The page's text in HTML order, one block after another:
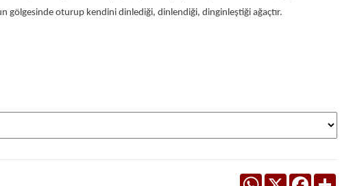
gölgesinde oturup kendini dinlediği, dinlendiği, dinginleştiği ağaçtır.
WhatsApp
X Facebook